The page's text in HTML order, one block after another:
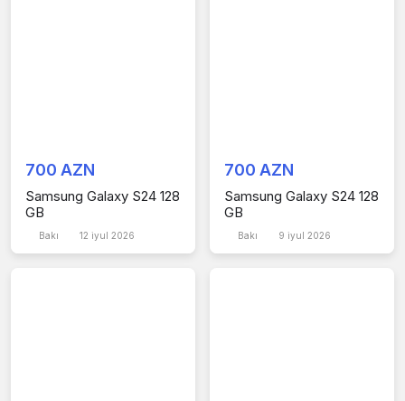
700 AZN
Samsung Galaxy S24 128
GB
12 iyul 2026
700 AZN
Samsung Galaxy S24 128
GB
9 iyul 2026